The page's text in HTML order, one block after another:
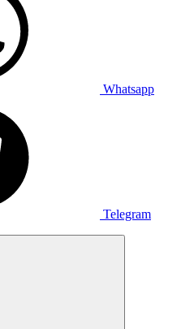
Whatsapp
Telegram